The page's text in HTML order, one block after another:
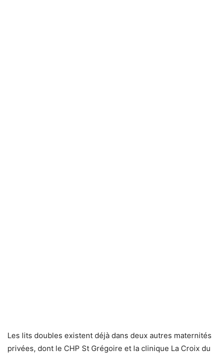
Les lits doubles existent déjà dans deux autres maternités
privées, dont le CHP St Grégoire et la clinique La Croix du